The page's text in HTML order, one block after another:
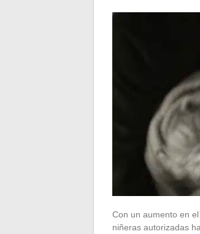
Con un aumento en
niñeras autorizadas